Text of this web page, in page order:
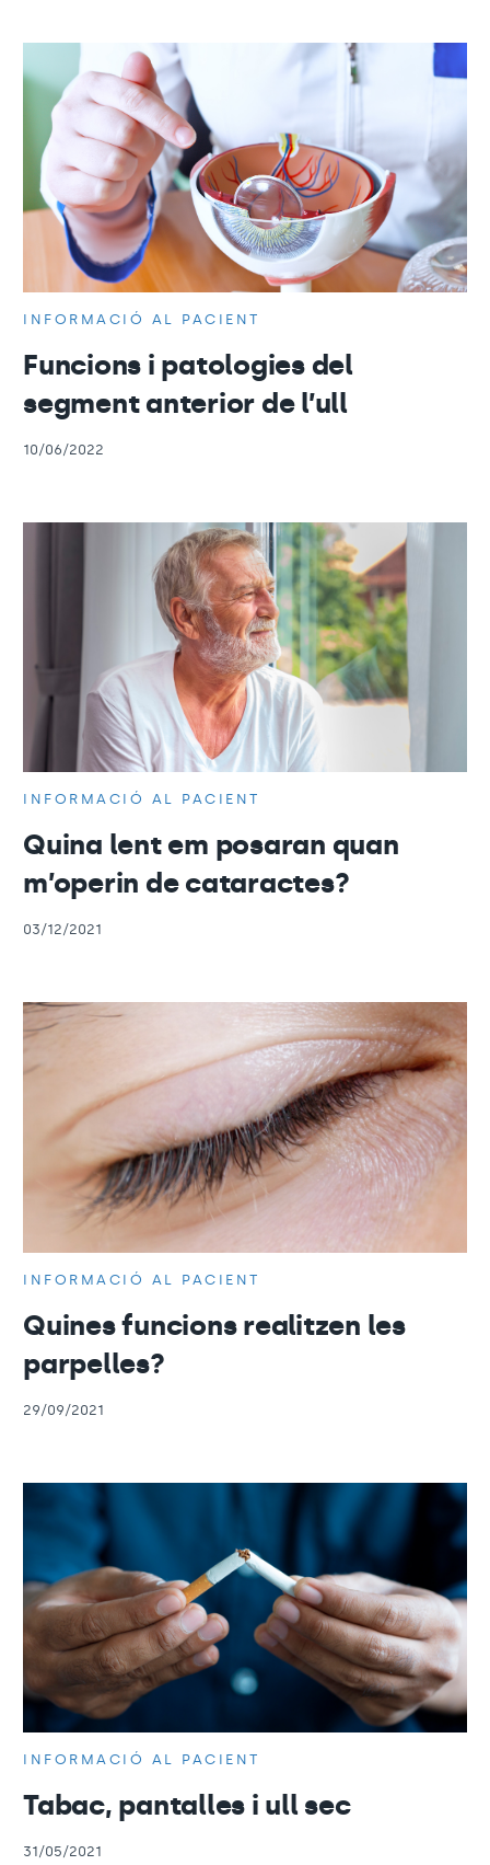
INFORMACIÓ AL PACIENT
Funcions i patologies del
segment anterior de l’ull
10/06/2022
INFORMACIÓ AL PACIENT
Quina lent em posaran quan
m’operin de cataractes?
03/12/2021
INFORMACIÓ AL PACIENT
Quines funcions realitzen les
parpelles?
29/09/2021
INFORMACIÓ AL PACIENT
Tabac, pantalles i ull sec
31/05/2021